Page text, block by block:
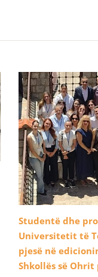
Studentë dhe
Universitetit të
pjesë në
Shkollës së